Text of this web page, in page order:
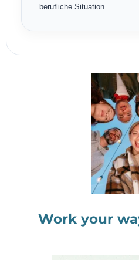
berufliche Situation.
Work your